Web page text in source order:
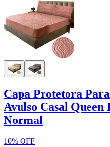
Capa Protetora
Avulso Casal Queen
Normal
10% OFF